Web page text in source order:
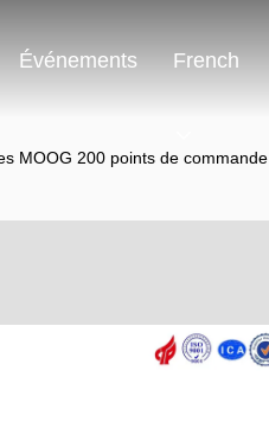
Événements French
MOOG 200 points de commande